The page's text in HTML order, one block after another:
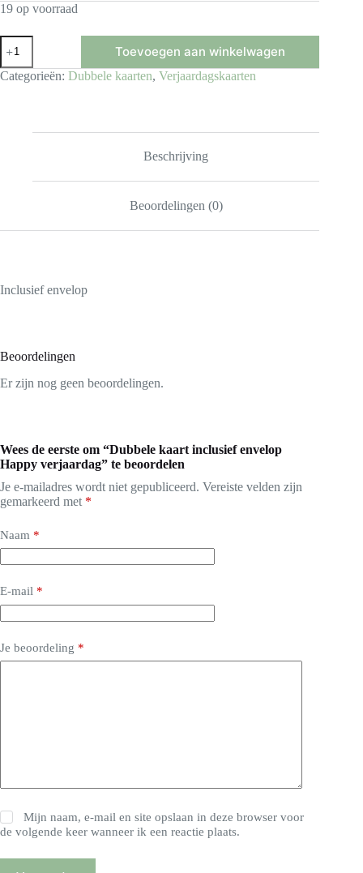
19 op voorraad
Dubbele
kaart
inclusief
envelop
Toevoegen aan winkelwagen
Categorieën: Dubbele kaarten, Verjaardagskaarten
Beschrijving
Beoordelingen (0)
Inclusief envelop
Beoordelingen
Er zijn nog geen beoordelingen.
Wees de eerste om “Dubbele kaart inclusief envelop
Happy verjaardag” te beoordelen
Je e-mailadres wordt niet gepubliceerd. Vereiste velden zijn
gemarkeerd met *
Naam *
E-mail *
Je beoordeling *
Mijn naam, e-mail en site opslaan in deze browser voor
de volgende keer wanneer ik een reactie plaats.